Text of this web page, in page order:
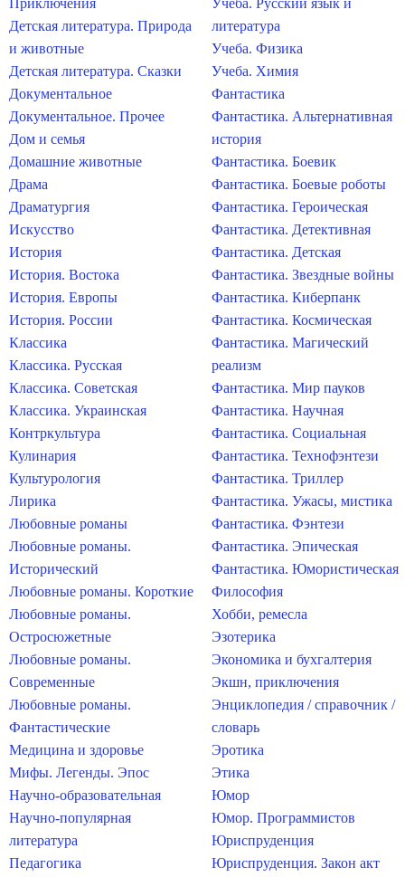
Приключения
Детская литература. Природа
и животные
Детская литература. Сказки
Документальное
Документальное. Прочее
Дом и семья
Домашние животные
Драма
Драматургия
Искусство
История
История. Востока
История. Европы
История. России
Классика
Классика. Русская
Классика. Советская
Классика. Украинская
Контркультура
Кулинария
Культурология
Лирика
Любовные романы
Любовные романы.
Исторический
Любовные романы. Короткие
Любовные романы.
Остросюжетные
Любовные романы.
Современные
Любовные романы.
Фантастические
Медицина и здоровье
Мифы. Легенды. Эпос
Научно-образовательная
Научно-популярная
литература
Педагогика
Учеба. Русский язык и
литература
Учеба. Физика
Учеба. Химия
Фантастика
Фантастика. Альтернативная
история
Фантастика. Боевик
Фантастика. Боевые роботы
Фантастика. Героическая
Фантастика. Детективная
Фантастика. Детская
Фантастика. Звездные войны
Фантастика. Киберпанк
Фантастика. Космическая
Фантастика. Магический
реализм
Фантастика. Мир пауков
Фантастика. Научная
Фантастика. Социальная
Фантастика. Технофэнтези
Фантастика. Триллер
Фантастика. Ужасы, мистика
Фантастика. Фэнтези
Фантастика. Эпическая
Фантастика. Юмористическая
Философия
Хобби, ремесла
Эзотерика
Экономика и бухгалтерия
Экшн, приключения
Энциклопедия / справочник /
словарь
Эротика
Этика
Юмор
Юмор. Программистов
Юриспруденция
Юриспруденция. Закон акт